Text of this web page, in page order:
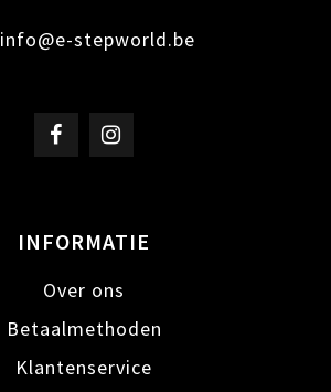
info@e-stepworld.be
INFORMATIE
Over ons
Betaalmethoden
Klantenservice